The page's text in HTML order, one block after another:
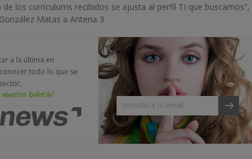
de los currículums recibidos se ajusta al perfil TI que buscamos”,
Matas a Antena 3
a la última en
todo lo que se
nuestro boletín!